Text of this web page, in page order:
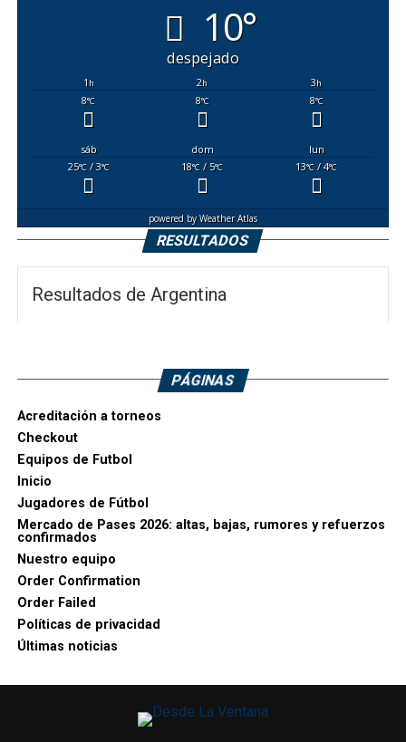
10°
despejado
1h 2h 3h
8°C 8°C 8°C
sáb dom
lun
25°C/ 3°C 18°C / 5°C 13°C / 4°C
powered byWeather Atlas
RESULTADOS
Resultados de Argentina
PÁGINAS
Acreditación a torneos
Checkout
Equipos de Futbol
Inicio
Jugadores de Fútbol
Mercado de Pases 2026: altas, bajas, rumores y refuerzos
confirmados
Nuestro equipo
Order Confirmation
Order Failed
Políticas de privacidad
Últimas noticias